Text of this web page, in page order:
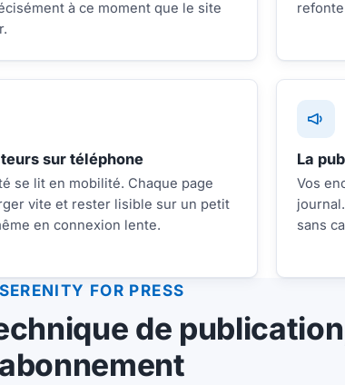
à ce moment que le site
sur téléphone
se lit en mobilité. Chaque page
vite et rester lisible sur un petit
en connexion lente.
La
Vos
sans
SERENITY FOR PRESS
de
abonnement